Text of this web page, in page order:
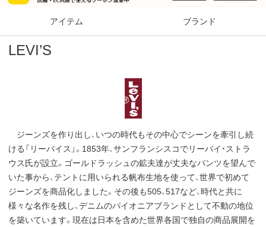
アイテム ブランド
LEVI’S
ジーンズを作り出し、いつの時代もその中心でシーンを牽引し続
ける「リーバイス」。1853年、サンフランシスコでリーバイ・ストラ
ウス氏が設立。ゴールドラッシュの鉱夫達が丈夫なパンツを望んで
いた事から、テントに用いられる帆布生地を使って、世界で初めて
ジーンズを商品化しました。その後も505、517など、時代と共に
様々な名作を残し、デニムのパイオニアブランドとして不動の地位
を築いています。現在は日本を含めた世界各国で独自の商品展開を